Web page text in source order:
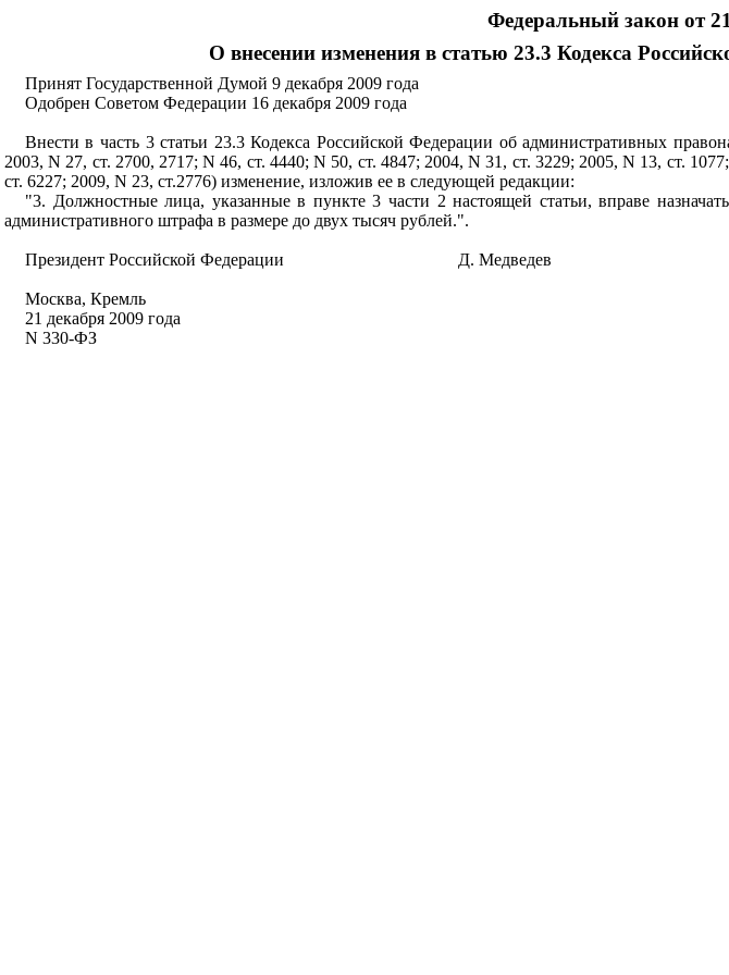
Федеральный закон от
О внесении изменения в статью 23.3 Кодекса
Принят Государственной Думой 9 декабря 2009 года
Одобрен Советом Федерации 16 декабря 2009 года
Внести в часть 3 статьи 23.3 Кодекса Российской Федерации об административных
2003, N 27, ст. 2700, 2717; N 46, ст. 4440; N 50, ст. 4847; 2004, N 31, ст. 3229; 2005, N 13, ст.
ст. 6227; 2009, N 23, ст.2776) изменение, изложив ее в следующей редакции:
"3. Должностные лица, указанные в пункте 3 части 2 настоящей статьи, вправе
административного штрафа в размере до двух тысяч рублей.".
Президент Российской Федерации Д. Медведев
Москва, Кремль
21 декабря 2009 года
N 330-ФЗ